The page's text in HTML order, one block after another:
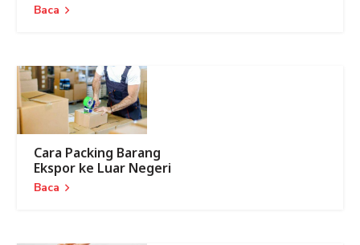
Baca
Cara Packing Barang
Ekspor ke Luar Negeri
Baca